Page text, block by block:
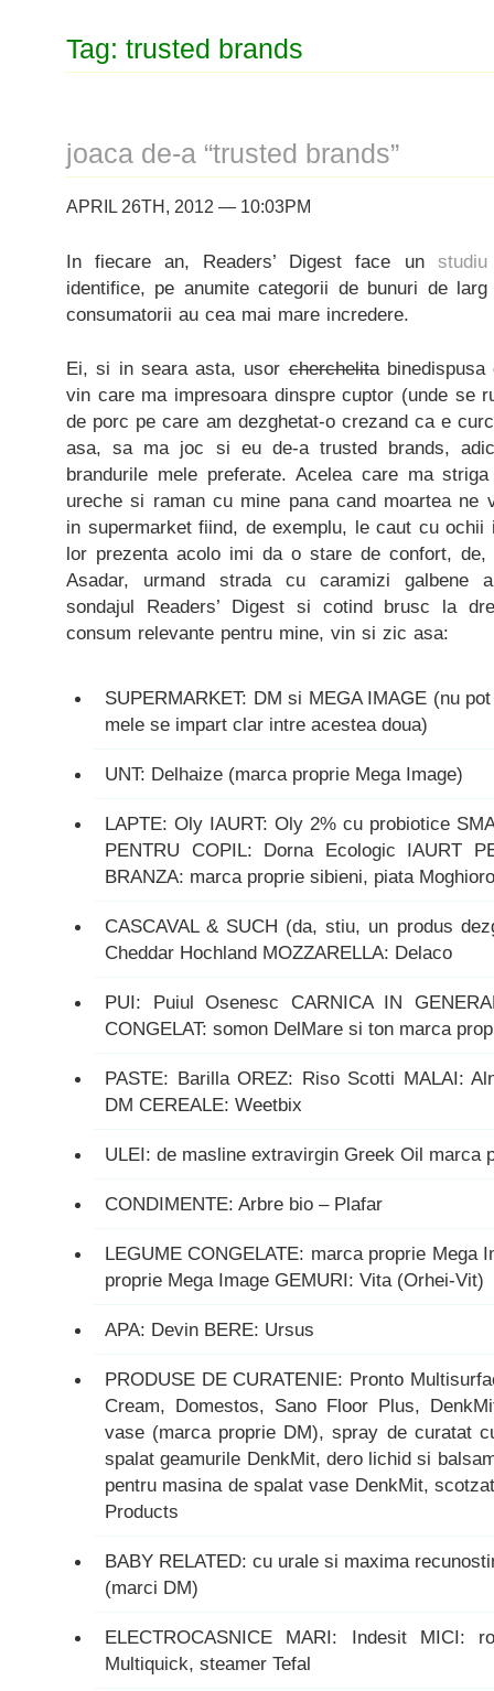
Tag: trusted brands
joaca de-a “trusted brands”
APRIL 26TH, 2012 — 10:03PM
In fiecare an, Readers’ Digest face un studiu
identifice, pe anumite categorii de bunuri de
consumatorii au cea mai mare incredere.
Ei, si in seara asta, usorcherchelita
vin care ma impresoara dinspre cuptor (unde se
de porc pe care am dezghetat-o crezand ca e
asa, sa ma joc si eu de-a trusted brands,
brandurile mele preferate. Acelea care ma
ureche si raman cu mine pana cand moartea ne
in supermarket fiind, de exemplu, le caut cu ochii
lor prezenta acolo imi da o stare de confort,
Asadar, urmand strada cu caramizi galbene
sondajul Readers’ Digest si cotind brusc la
consum relevante pentru mine, vin si zic asa:
SUPERMARKET: DM si MEGA IMAGE (nu
mele se impart clar intre acestea doua)
UNT: Delhaize (marca proprie Mega Image)
LAPTE: Oly IAURT: Oly 2% cu probiotice
PENTRU COPIL: Dorna Ecologic IAURT
BRANZA: marca proprie sibieni, piata
CASCAVAL & SUCH (da, stiu, un produs
Cheddar Hochland MOZZARELLA: Delaco
PUI: Puiul Osenesc CARNICA IN
CONGELAT: somon DelMare si ton marca
PASTE: Barilla OREZ: Riso Scotti MALAI:
DM CEREALE: Weetbix
ULEI: de masline extravirgin Greek Oil marca
CONDIMENTE: Arbre bio – Plafar
LEGUME CONGELATE: marca proprie Mega
proprie Mega Image GEMURI: Vita (Orhei-Vit)
APA: Devin BERE: Ursus
PRODUSE DE CURATENIE: Pronto
Cream, Domestos, Sano Floor Plus,
vase (marca proprie DM), spray de curatat
spalat geamurile DenkMit, dero lichid si
pentru masina de spalat vase DenkMit,
Products
BABY RELATED: cu urale si maxima
(marci DM)
ELECTROCASNICE MARI: Indesit MICI:
Multiquick, steamer Tefal